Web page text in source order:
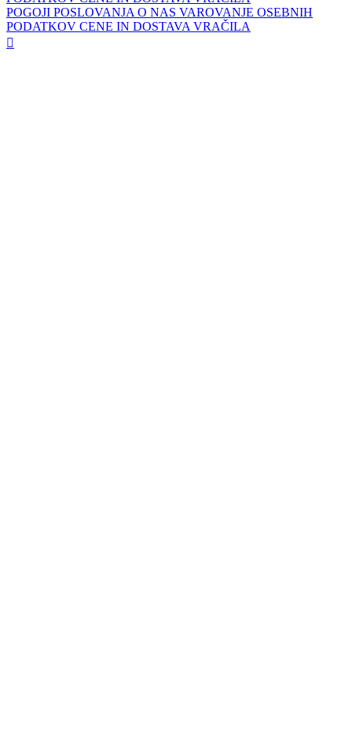
POGOJI POSLOVANJA O NAS VAROVANJE OSEBNIH
PODATKOV CENE IN DOSTAVA VRAČILA
